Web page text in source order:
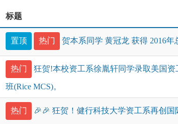
标题
置顶 热门 贺本系同学 黄冠龙 获得 2016年
热门 狂贺!本校资工系徐胤轩同学录取美国
班(Rice MCS)。
热门 🎉🎉 狂贺！健行科技大学资工系再创